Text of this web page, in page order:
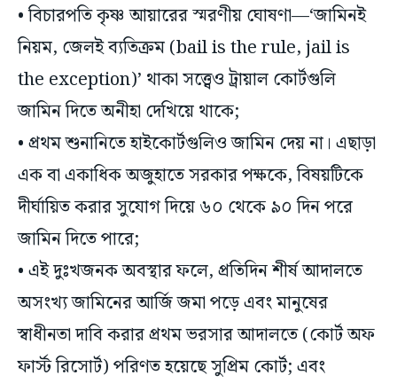
• বিচারপতি কৃষ্ণ আয়ারের স্মরণীয় ঘোষণা—‘জামিনই
নিয়ম, জেলই ব্যতিক্রম (bail is the rule, jail is
the exception)’ থাকা সত্ত্বেও ট্রায়াল কোর্টগুলি
জামিন দিতে অনীহা দেখিয়ে থাকে;
• প্রথম শুনানিতে হাইকোর্টগুলিও জামিন দেয় না। এছাড়া
এক বা একাধিক অজুহাতে সরকার পক্ষকে, বিষয়টিকে
দীর্ঘায়িত করার সুযোগ দিয়ে ৬০ থেকে ৯০ দিন পরে
জামিন দিতে পারে;
• এই দুঃখজনক অবস্থার ফলে, প্রতিদিন শীর্ষ আদালতে
অসংখ্য জামিনের আর্জি জমা পড়ে এবং মানুষের
স্বাধীনতা দাবি করার প্রথম ভরসার আদালতে (কোর্ট অফ
ফার্স্ট রিসোর্ট) পরিণত হয়েছে সুপ্রিম কোর্ট; এবং